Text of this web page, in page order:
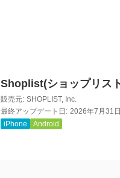
Shoplist(ショップリス
販売元: SHOPLIST, Inc.
最終アップデート日: 2026年7月31日
iPhone
Android